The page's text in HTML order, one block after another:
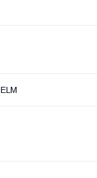
ELM